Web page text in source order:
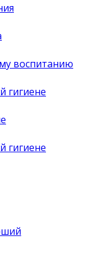
воспитанию
гигиене
гигиене